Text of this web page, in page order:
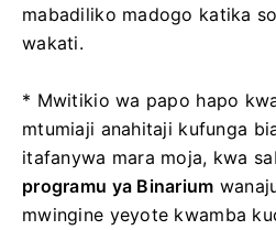
mabadiliko madogo katika
wakati.
* Mwitikio wa papo hapo
mtumiaji anahitaji kufunga
itafanywa mara moja, kwa
programu ya Binarium
mwingine yeyote kwamba